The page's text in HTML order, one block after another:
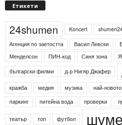
Етикети
24shumen Koncert
Агенция по заетостта
Васил Левски
Менделсон
ПИН-код Синя зона
български филми
д-р Нигяр Джафер
кражба медия музика най-новото
паркинг питейна вода проверки
театър топ футбол